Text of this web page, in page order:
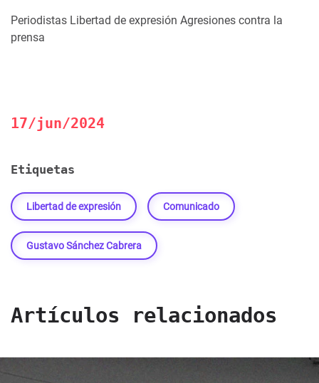
Periodistas Libertad de expresión Agresiones contra la
prensa
17/jun/2024
Etiquetas
Libertad de expresión Comunicado
Gustavo Sánchez Cabrera
Artículos relacionados